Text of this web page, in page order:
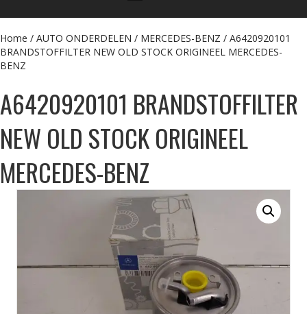
Home / AUTO ONDERDELEN / MERCEDES-BENZ / A6420920101
BRANDSTOFFILTER NEW OLD STOCK ORIGINEEL MERCEDES-
BENZ
A6420920101 BRANDSTOFFILTER
NEW OLD STOCK ORIGINEEL
MERCEDES-BENZ